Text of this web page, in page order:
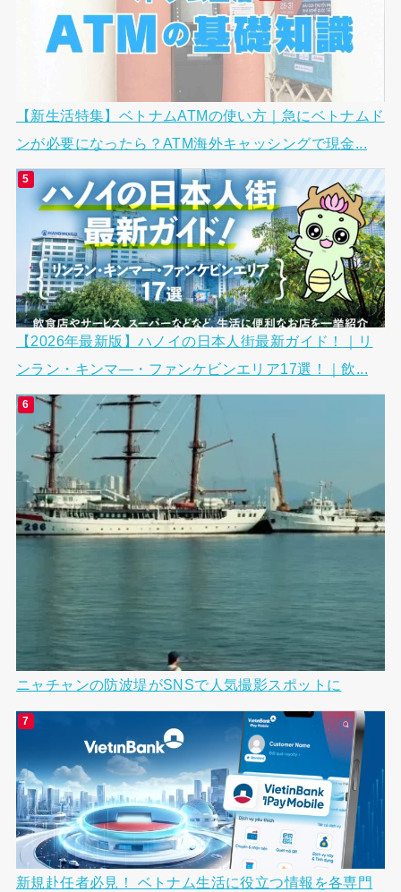
【新生活特集】ベトナムATMの使い方｜急にベトナムド
ンが必要になったら？ATM海外キャッシングで現金...
【2026年最新版】ハノイの日本人街最新ガイド！｜リ
ンラン・キンマ―・ファンケビンエリア17選！｜飲...
ニャチャンの防波堤がSNSで人気撮影スポットに
新規赴任者必見！ ベトナム生活に役立つ情報を各専門